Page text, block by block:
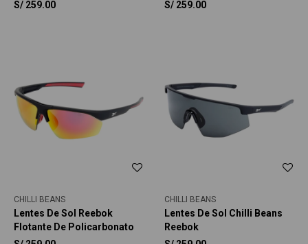
S/ 259.00 S/ 259.00
CHILLI BEANS
Lentes De Sol Reebok
Flotante De Policarbonato
CHILLI BEANS
Lentes De Sol Chilli Beans
Reebok